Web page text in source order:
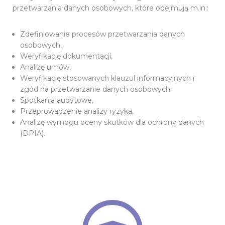
przetwarzania danych osobowych, które obejmują m.in.:
Zdefiniowanie procesów przetwarzania danych
osobowych,
Weryfikację dokumentacji,
Analizę umów,
Weryfikację stosowanych klauzul informacyjnych i
zgód na przetwarzanie danych osobowych.
Spotkania audytowe,
Przeprowadzenie analizy ryzyka,
Analizę wymogu oceny skutków dla ochrony danych
(DPIA).